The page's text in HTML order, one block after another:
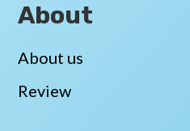
About
About us
Review